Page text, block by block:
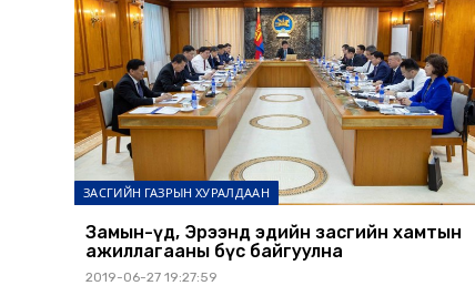
ЗАСГИЙН ГАЗРЫН ХУРАЛДААН
Замын-Үүд, Эрээнд эдийн засгийн хамтын
ажиллагааны бүс байгуулна
2019-06-27 19:27:59